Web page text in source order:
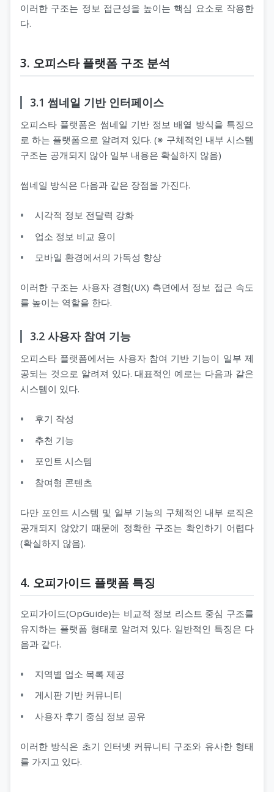
이러한 구조는 정보 접근성을 높이는 핵심 요소로 작용한
다.
3. 오피스타 플랫폼 구조 분석
3.1 썸네일 기반 인터페이스
오피스타 플랫폼은 썸네일 기반 정보 배열 방식을 특징으
로 하는 플랫폼으로 알려져 있다. (※ 구체적인 내부 시스템
구조는 공개되지 않아 일부 내용은 확실하지 않음)
썸네일 방식은 다음과 같은 장점을 가진다.
시각적 정보 전달력 강화
업소 정보 비교 용이
모바일 환경에서의 가독성 향상
이러한 구조는 사용자 경험(UX) 측면에서 정보 접근 속도
를 높이는 역할을 한다.
3.2 사용자 참여 기능
오피스타 플랫폼에서는 사용자 참여 기반 기능이 일부 제
공되는 것으로 알려져 있다. 대표적인 예로는 다음과 같은
시스템이 있다.
후기 작성
추천 기능
포인트 시스템
참여형 콘텐츠
다만 포인트 시스템 및 일부 기능의 구체적인 내부 로직은
공개되지 않았기 때문에 정확한 구조는 확인하기 어렵다
(확실하지 않음).
4. 오피가이드 플랫폼 특징
오피가이드(OpGuide)는 비교적 정보 리스트 중심 구조를
유지하는 플랫폼 형태로 알려져 있다. 일반적인 특징은 다
음과 같다.
지역별 업소 목록 제공
게시판 기반 커뮤니티
사용자 후기 중심 정보 공유
이러한 방식은 초기 인터넷 커뮤니티 구조와 유사한 형태
를 가지고 있다.